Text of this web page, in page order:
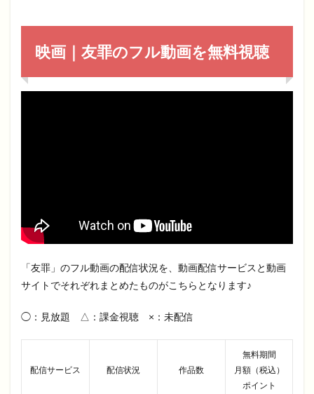
映画｜友罪のフル動画を無料視聴
「友罪」のフル動画の配信状況を、動画配信サービスと動画
サイトでそれぞれまとめたものがこちらとなります♪
◯：見放題 △：課金視聴 ×：未配信
配信サービス 配信状況 作品数
無料期間
月額（税込）
ポイント